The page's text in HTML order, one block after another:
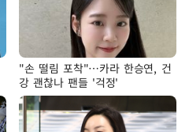
"손 떨림 포착"…카라 한승연, 건
강 괜찮나 팬들 '걱정'